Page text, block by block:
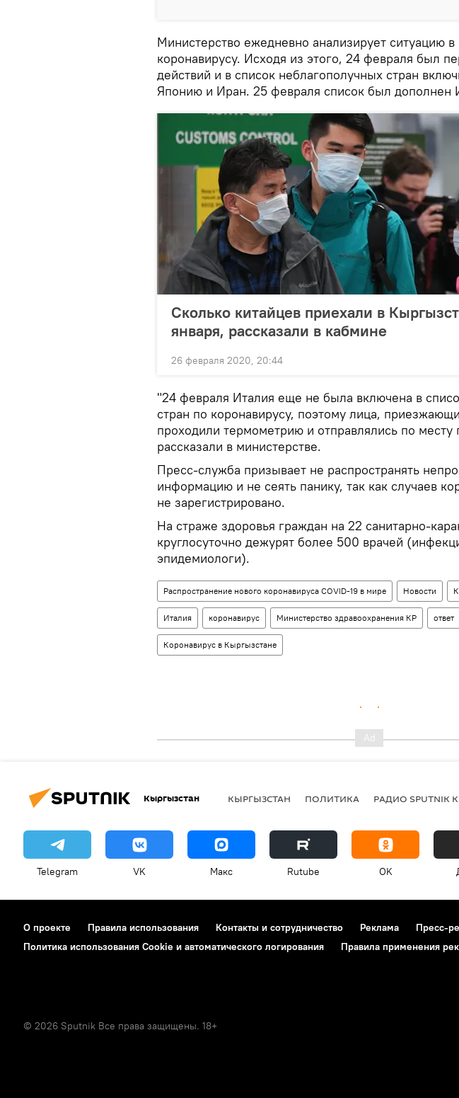
Министерство ежедневно анализирует ситуацию
коронавирусу. Исходя из этого, 24 февраля был
действий и в список неблагополучных стран
Японию и Иран. 25 февраля список был дополнен
Сколько китайцев приехали в
января, рассказали в кабмине
26 февраля 2020, 20:44
"24 февраля Италия еще не была включена в
стран по коронавирусу, поэтому лица,
проходили термометрию и отправлялись по
рассказали в министерстве.
Пресс-служба призывает не распространять
информацию и не сеять панику, так как случаев
не зарегистрировано.
На страже здоровья граждан на 22 санитарно-
круглосуточно дежурят более 500 врачей
эпидемиологи).
Распространение нового коронавируса COVID-19 в мире Новости
Италия коронавирус Министерство здравоохранения КР ответ
Коронавирус в Кыргызстане
Кыргызстан КЫРГЫЗСТАН ПОЛИТИКА РАДИО SPUTNIK
Telegram VK Макс Rutube OK
О проекте Правила использования Контакты и сотрудничество Реклама Пресс-
Политика использования Cookie и автоматического логирования
Правила применения
© 2026 Sputnik Все права защищены. 18+